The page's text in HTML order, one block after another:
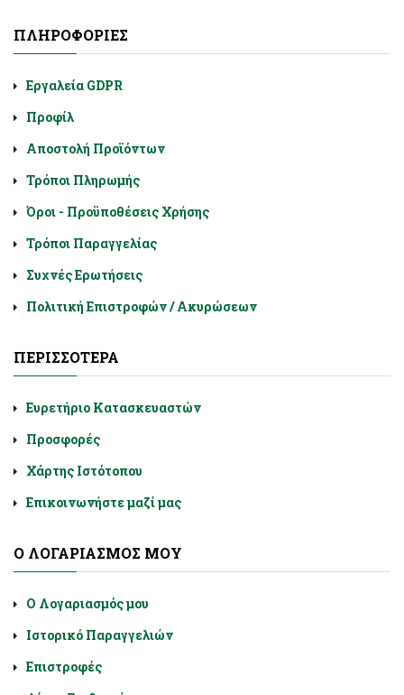
ΠΛΗΡΟΦΟΡΊΕΣ
Εργαλεία GDPR
Προφίλ
Αποστολή Προϊόντων
Τρόποι Πληρωμής
Όροι - Προϋποθέσεις Χρήσης
Τρόποι Παραγγελίας
Συχνές Ερωτήσεις
Πολιτική Επιστροφών / Ακυρώσεων
ΠΕΡΙΣΣΌΤΕΡΑ
Ευρετήριο Κατασκευαστών
Προσφορές
Χάρτης Ιστότοπου
Επικοινωνήστε μαζί μας
Ο ΛΟΓΑΡΙΑΣΜΌΣ ΜΟΥ
Ο Λογαριασμός μου
Ιστορικό Παραγγελιών
Επιστροφές